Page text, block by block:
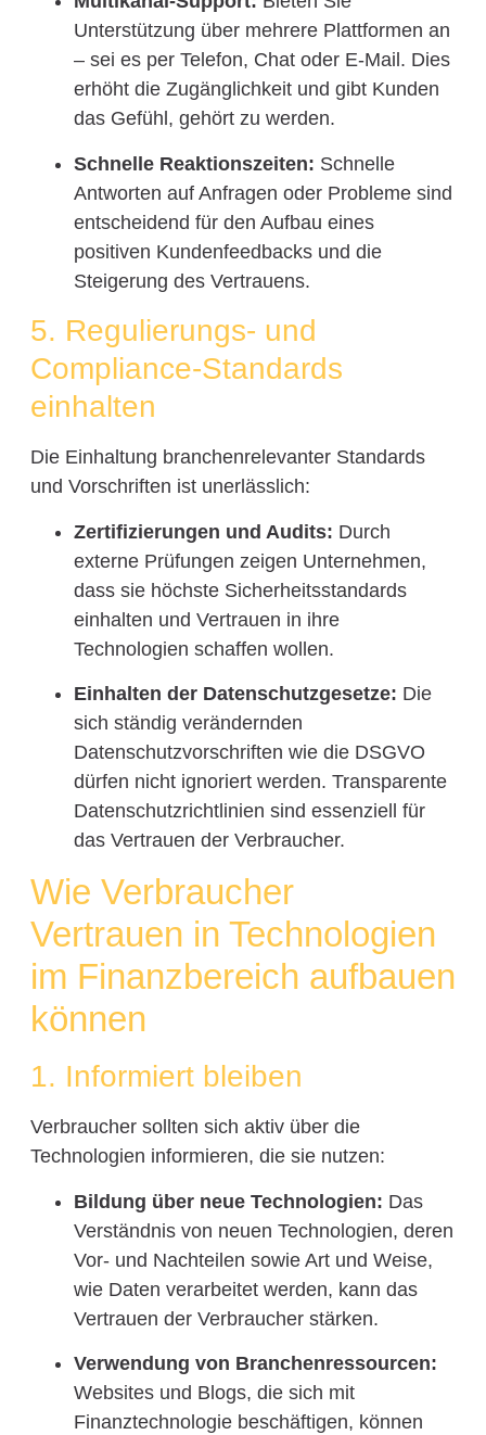
Unterstützung über mehrere Plattformen an
– sei es per Telefon, Chat oder E-Mail. Dies
erhöht die Zugänglichkeit und gibt Kunden
das Gefühl, gehört zu werden.
Schnelle Reaktionszeiten: Schnelle
Antworten auf Anfragen oder Probleme sind
entscheidend für den Aufbau eines
positiven Kundenfeedbacks und die
Steigerung des Vertrauens.
5. Regulierungs- und
Compliance-Standards
einhalten
Die Einhaltung branchenrelevanter Standards
und Vorschriften ist unerlässlich:
Zertifizierungen und Audits: Durch
externe Prüfungen zeigen Unternehmen,
dass sie höchste Sicherheitsstandards
einhalten und Vertrauen in ihre
Technologien schaffen wollen.
Einhalten der Datenschutzgesetze: Die
sich ständig verändernden
Datenschutzvorschriften wie die DSGVO
dürfen nicht ignoriert werden. Transparente
Datenschutzrichtlinien sind essenziell für
das Vertrauen der Verbraucher.
Wie Verbraucher
Vertrauen in Technologien
im Finanzbereich aufbauen
können
1. Informiert bleiben
Verbraucher sollten sich aktiv über die
Technologien informieren, die sie nutzen:
Bildung über neue Technologien: Das
Verständnis von neuen Technologien, deren
Vor- und Nachteilen sowie Art und Weise,
wie Daten verarbeitet werden, kann das
Vertrauen der Verbraucher stärken.
Verwendung von Branchenressourcen:
Websites und Blogs, die sich mit
Finanztechnologie beschäftigen, können